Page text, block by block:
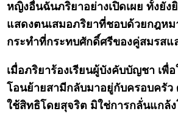
หญิงอื่นฉันภริยาอย่างเปิดเผย ทั้งยั
แสดงตนเสมอภริยาที่ชอบด้วยกฎหม
กระทำที่กระทบศักดิ์ศรีของคู่สมรสแ
เมื่อภริยาร้องเรียนผู้บังคับบัญชา เพื่
โอนย้ายสามีกลับมาอยู่กับครอบครัว
ใช้สิทธิโดยสุจริต มิใช่การกลั่นแกล้